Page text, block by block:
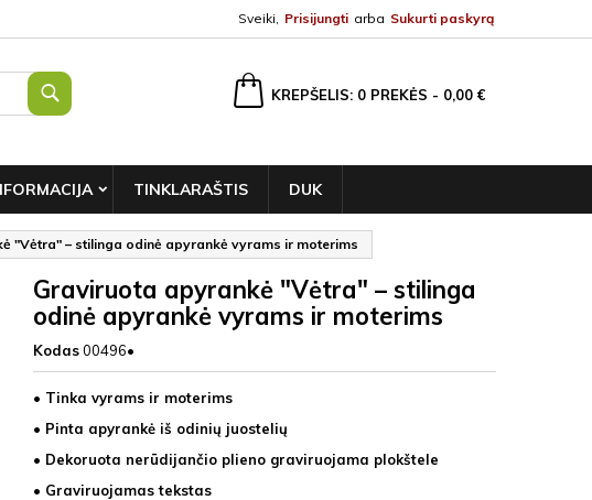
Sveiki, Prisijungti arba Sukurti paskyrą
KREPŠELIS 0 PREKĖS - 0,00 €
TINKLARAŠTIS DUK
"Vėtra" – stilinga odinė apyrankė vyrams ir moterims
Graviruota apyrankė "Vėtra" – stilinga
odinė apyrankė vyrams ir moterims
Kodas00496•
• Tinka vyrams ir moterims
• Pinta apyrankė iš odinių juostelių
• Dekoruota nerūdijančio plieno graviruojama plokštele
• Graviruojamas tekstas